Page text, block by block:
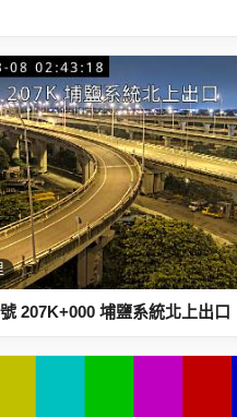
207K+000 埔鹽系統北上出口